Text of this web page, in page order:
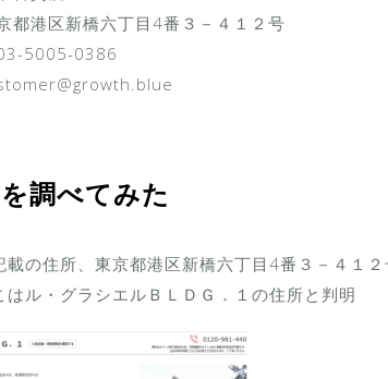
都港区新橋六丁目4番３－４１２号
5005-0386
調べてみた
載の住所、東京都港区新橋六丁目4番３－４１２
はル・グラシエルＢＬＤＧ．１の住所と判明